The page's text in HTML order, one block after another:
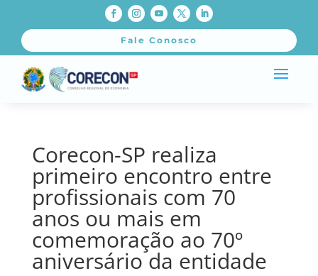
Fale Conosco
Corecon-SP realiza
primeiro encontro entre
profissionais com 70
anos ou mais em
comemoração ao 70º
aniversário da entidade